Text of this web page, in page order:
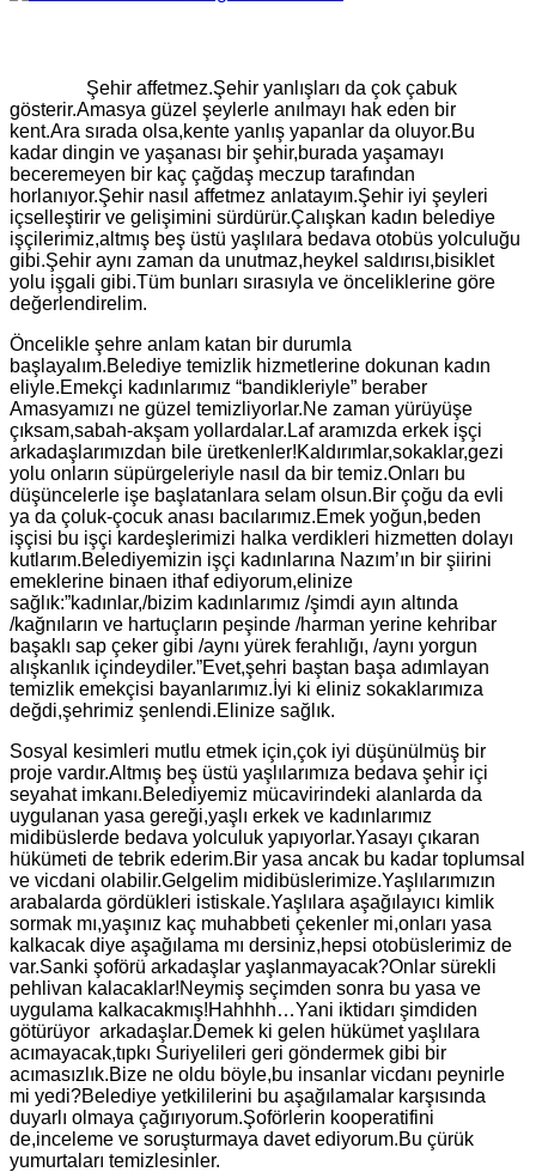
Şehir affetmez.Şehir yanlışları da çok çabuk
gösterir.Amasya güzel şeylerle anılmayı hak eden bir
kent.Ara sırada olsa,kente yanlış yapanlar da oluyor.Bu
kadar dingin ve yaşanası bir şehir,burada yaşamayı
beceremeyen bir kaç çağdaş meczup tarafından
horlanıyor.Şehir nasıl affetmez anlatayım.Şehir iyi şeyleri
içselleştirir ve gelişimini sürdürür.Çalışkan kadın belediye
işçilerimiz,altmış beş üstü yaşlılara bedava otobüs yolculuğu
gibi.Şehir aynı zaman da unutmaz,heykel saldırısı,bisiklet
yolu işgali gibi.Tüm bunları sırasıyla ve önceliklerine göre
değerlendirelim.
Öncelikle şehre anlam katan bir durumla
başlayalım.Belediye temizlik hizmetlerine dokunan kadın
eliyle.Emekçi kadınlarımız “bandikleriyle” beraber
Amasyamızı ne güzel temizliyorlar.Ne zaman yürüyüşe
çıksam,sabah-akşam yollardalar.Laf aramızda erkek işçi
arkadaşlarımızdan bile üretkenler!Kaldırımlar,sokaklar,gezi
yolu onların süpürgeleriyle nasıl da bir temiz.Onları bu
düşüncelerle işe başlatanlara selam olsun.Bir çoğu da evli
ya da çoluk-çocuk anası bacılarımız.Emek yoğun,beden
işçisi bu işçi kardeşlerimizi halka verdikleri hizmetten dolayı
kutlarım.Belediyemizin işçi kadınlarına Nazım’ın bir şiirini
emeklerine binaen ithaf ediyorum,elinize
sağlık:”kadınlar,/bizim kadınlarımız /şimdi ayın altında
/kağnıların ve hartuçların peşinde /harman yerine kehribar
başaklı sap çeker gibi /aynı yürek ferahlığı, /aynı yorgun
alışkanlık içindeydiler.”Evet,şehri baştan başa adımlayan
temizlik emekçisi bayanlarımız.İyi ki eliniz sokaklarımıza
değdi,şehrimiz şenlendi.Elinize sağlık.
Sosyal kesimleri mutlu etmek için,çok iyi düşünülmüş bir
proje vardır.Altmış beş üstü yaşlılarımıza bedava şehir içi
seyahat imkanı.Belediyemiz mücavirindeki alanlarda da
uygulanan yasa gereği,yaşlı erkek ve kadınlarımız
midibüslerde bedava yolculuk yapıyorlar.Yasayı çıkaran
hükümeti de tebrik ederim.Bir yasa ancak bu kadar toplumsal
ve vicdani olabilir.Gelgelim midibüslerimize.Yaşlılarımızın
arabalarda gördükleri istiskale.Yaşlılara aşağılayıcı kimlik
sormak mı,yaşınız kaç muhabbeti çekenler mi,onları yasa
kalkacak diye aşağılama mı dersiniz,hepsi otobüslerimiz de
var.Sanki şoförü arkadaşlar yaşlanmayacak?Onlar sürekli
pehlivan kalacaklar!Neymiş seçimden sonra bu yasa ve
uygulama kalkacakmış!Hahhhh…Yani iktidarı şimdiden
götürüyor arkadaşlar.Demek ki gelen hükümet yaşlılara
acımayacak,tıpkı Suriyelileri geri göndermek gibi bir
acımasızlık.Bize ne oldu böyle,bu insanlar vicdanı peynirle
mi yedi?Belediye yetkililerini bu aşağılamalar karşısında
duyarlı olmaya çağırıyorum.Şoförlerin kooperatifini
de,inceleme ve soruşturmaya davet ediyorum.Bu çürük
yumurtaları temizlesinler.